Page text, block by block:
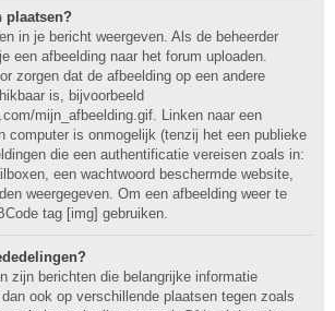
plaatsen?
in je bericht weergeven. Als de beheerder
een afbeelding naar het forum uploaden.
zorgen dat de afbeelding op een andere
is, bijvoorbeeld
mijn_afbeelding.gif. Linken naar een
computer is onmogelijk (tenzij het een publieke
die een authentificatie vereisen zoals in:
een wachtwoord beschermde website,
weergegeven. Om een afbeelding weer te
tag [img] gebruiken.
zijn berichten die belangrijke informatie
ook op verschillende plaatsen tegen zoals